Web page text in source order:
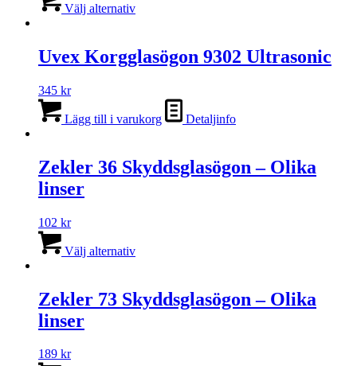
Välj alternativhär
flera
varianter.
alternativen
kan
produktsidan
Uvex Korgglasögon 9302 Ultrasonic
345 kr
Lägg till i varukorg Detaljinfo
Zekler 36 Skyddsglasögon – Olika
linser
102 kr
Välj alternativhär
flera
varianter.
Zekler 73 Skyddsglasögon – Olika
linser
189 kr